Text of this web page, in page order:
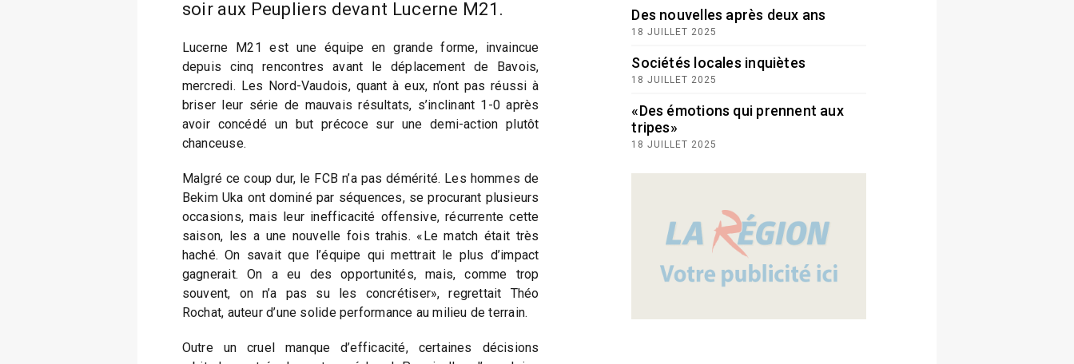
soir aux Peupliers devant Lucerne M21.
Lucerne M21 est une équipe en grande forme, invaincue
depuis cinq rencontres avant le déplacement de Bavois,
mercredi. Les Nord-Vaudois, quant à eux, n’ont pas réussi à
briser leur série de mauvais résultats, s’inclinant 1-0 après
avoir concédé un but précoce sur une demi-action plutôt
chanceuse.
Malgré ce coup dur, le FCB n’a pas démérité. Les hommes de
Bekim Uka ont dominé par séquences, se procurant plusieurs
occasions, mais leur inefficacité offensive, récurrente cette
saison, les a une nouvelle fois trahis. «Le match était très
haché. On savait que l’équipe qui mettrait le plus d’impact
gagnerait. On a eu des opportunités, mais, comme trop
souvent, on n’a pas su les concrétiser», regrettait Théo
Rochat, auteur d’une solide performance au milieu de terrain.
Outre un cruel manque d’efficacité, certaines décisions
Des nouvelles après deux ans
18 JUILLET 2025
Sociétés locales inquiètes
18 JUILLET 2025
«Des émotions qui prennent aux
tripes»
18 JUILLET 2025